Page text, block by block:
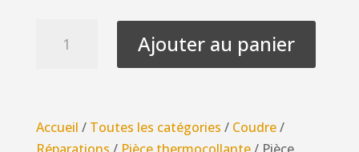
foncé
Ajouter au panier
Accueil / Toutes les catégories / Coudre/